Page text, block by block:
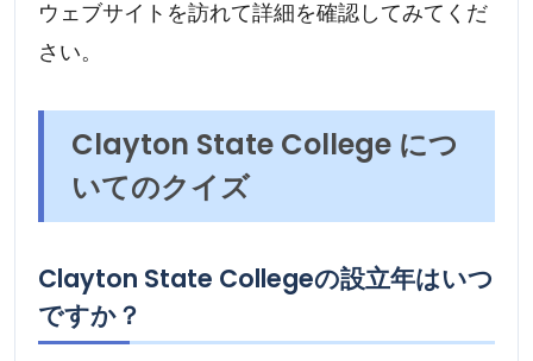
ウェブサイトを訪れて詳細を確認してみてくだ
さい。
Clayton State College につ
いてのクイズ
Clayton State Collegeの設立年はいつ
ですか？